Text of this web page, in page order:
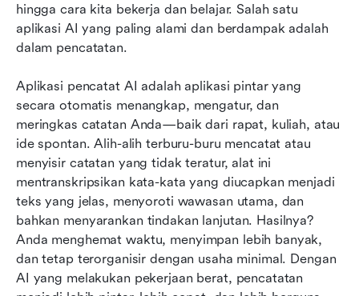
hingga cara kita bekerja dan belajar. Salah satu
aplikasi AI yang paling alami dan berdampak adalah
dalam pencatatan.
Aplikasi pencatat AI adalah aplikasi pintar yang
secara otomatis menangkap, mengatur, dan
meringkas catatan Anda—baik dari rapat, kuliah, atau
ide spontan. Alih-alih terburu-buru mencatat atau
menyisir catatan yang tidak teratur, alat ini
mentranskripsikan kata-kata yang diucapkan menjadi
teks yang jelas, menyoroti wawasan utama, dan
bahkan menyarankan tindakan lanjutan. Hasilnya?
Anda menghemat waktu, menyimpan lebih banyak,
dan tetap terorganisir dengan usaha minimal. Dengan
AI yang melakukan pekerjaan berat, pencatatan
Lark – Lebih dari sekadar mencatat: Paket
kolaborasi serba ada dengan AI